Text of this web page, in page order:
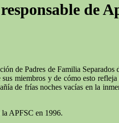
de
de Padres de Familia
miembros y de cómo esto
de frías noches vacías en la
APFSC en 1996.